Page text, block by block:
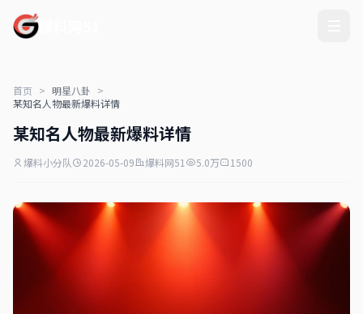
首页 > 明星八卦 >
某知名人物最新爆料详情
某知名人物最新爆料详情
爆料小分队 2026-05-09 爆料网51 5.0万 1500